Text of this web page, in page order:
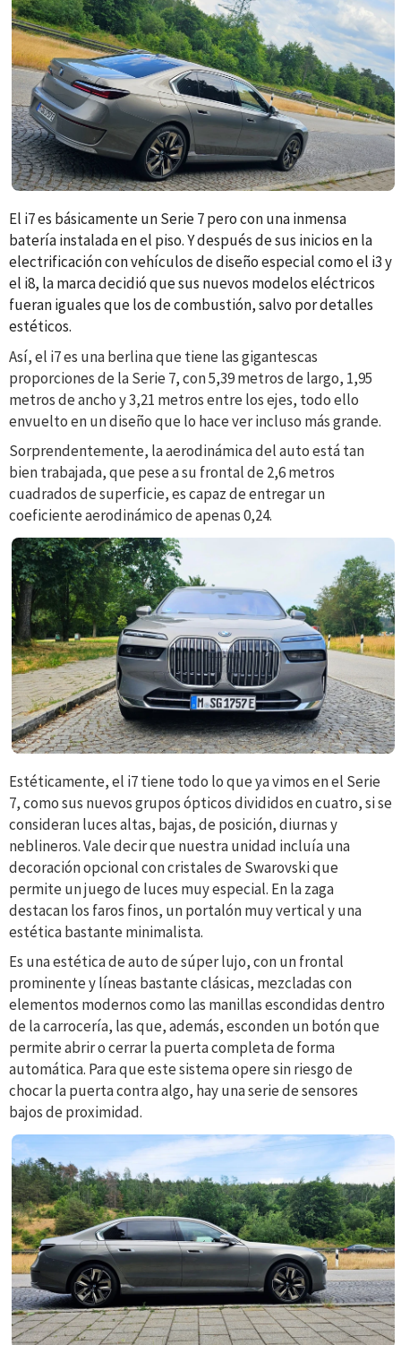
El i7 es básicamente un Serie 7 pero con una inmensa
batería instalada en el piso. Y después de sus inicios en la
electrificación con vehículos de diseño especial como el i3 y
el i8, la marca decidió que sus nuevos modelos eléctricos
fueran iguales que los de combustión, salvo por detalles
estéticos.
Así, el i7 es una berlina que tiene las gigantescas
proporciones de la Serie 7, con 5,39 metros de largo, 1,95
metros de ancho y 3,21 metros entre los ejes, todo ello
envuelto en un diseño que lo hace ver incluso más grande.
Sorprendentemente, la aerodinámica del auto está tan
bien trabajada, que pese a su frontal de 2,6 metros
cuadrados de superficie, es capaz de entregar un
coeficiente aerodinámico de apenas 0,24.
Estéticamente, el i7 tiene todo lo que ya vimos en el Serie
7, como sus nuevos grupos ópticos divididos en cuatro, si se
consideran luces altas, bajas, de posición, diurnas y
neblineros. Vale decir que nuestra unidad incluía una
decoración opcional con cristales de Swarovski que
permite un juego de luces muy especial. En la zaga
destacan los faros finos, un portalón muy vertical y una
estética bastante minimalista.
Es una estética de auto de súper lujo, con un frontal
prominente y líneas bastante clásicas, mezcladas con
elementos modernos como las manillas escondidas dentro
de la carrocería, las que, además, esconden un botón que
permite abrir o cerrar la puerta completa de forma
automática. Para que este sistema opere sin riesgo de
chocar la puerta contra algo, hay una serie de sensores
bajos de proximidad.